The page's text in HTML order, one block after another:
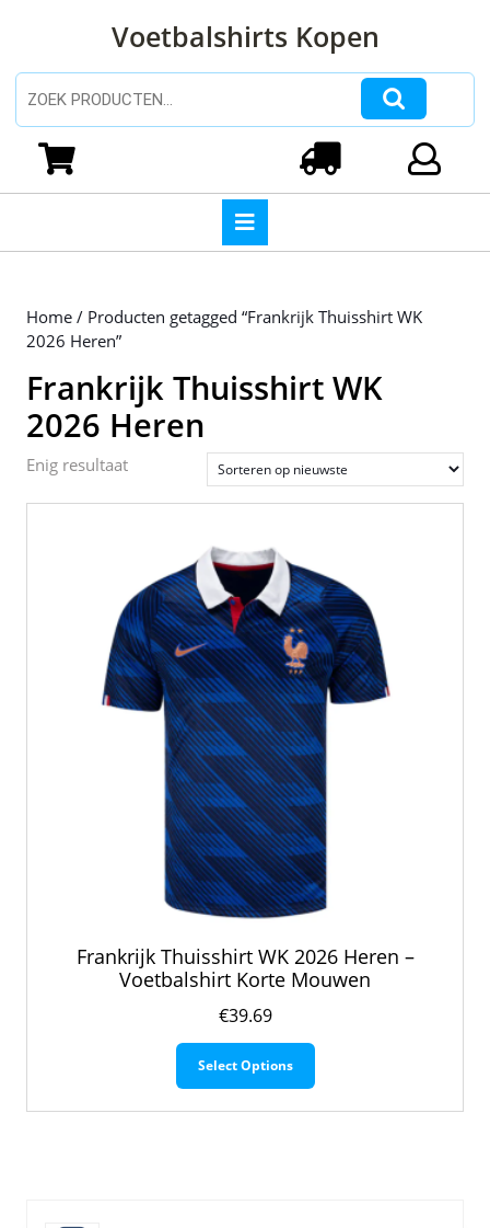
inhoud
Voetbalshirts Kopen
Zoeken naar:
Home / Producten getagged “Frankrijk Thuisshirt WK
2026 Heren”
Frankrijk Thuisshirt WK
2026 Heren
Enig resultaat
Frankrijk Thuisshirt WK 2026 Heren –
Voetbalshirt Korte Mouwen
€39.69
Select Options
Dit